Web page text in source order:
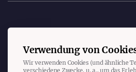
Copyright © 2023 Christa Appelt. Alle Rechte
Impressum Datenschutz Cookies
Verwendung von
Wir verwenden Cookies (und ähnliche
verschiedene Zwecke, u. a., um das